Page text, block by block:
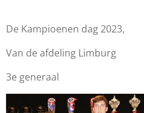
De Kampioenen dag 2023,
Van de afdeling Limburg
3e generaal